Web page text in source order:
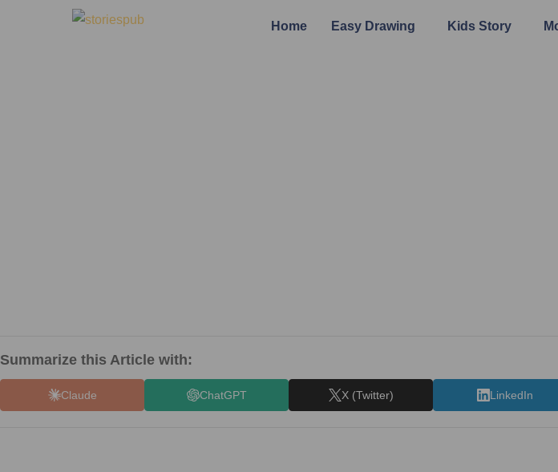
Home Easy Drawing Kids Story
Summarize this Article with:
Claude ChatGPT X (Twitter) LinkedIn